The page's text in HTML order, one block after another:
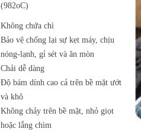
(982oC)
Không chứa chì
Bảo vệ chống lại sự kẹt máy, chịu
nóng-lạnh, gỉ sét và ăn mòn
Chải dễ dàng
Độ bám dính cao cả trên bề mặt ướt
và khô
Không chảy trên bề mặt, nhỏ giọt
hoặc lắng chìm